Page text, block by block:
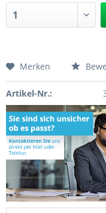
Merken
Artikel-Nr.: